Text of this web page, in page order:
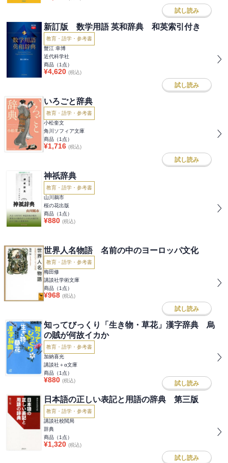
試し読み
新訂版 数学用語 英和辞典 和英索引付き
教育・語学・参考書
蟹江 幸博
近代科学社
商品（1 点）
¥4,620 (税込)
試し読み
いろごと辞典
教育・語学・参考書
小松奎文
角川ソフィア文庫
商品（1 点）
¥1,716 (税込)
試し読み
神祇辞典
教育・語学・参考書
山川鵜市
桜の花出版
商品（1 点）
¥880 (税込)
世界人名物語 名前の中のヨーロッパ文化
教育・語学・参考書
梅田修
講談社学術文庫
商品（1 点）
¥968 (税込)
試し読み
知ってびっくり「生き物・草花」漢字辞典 烏
の賊が何故イカか
教育・語学・参考書
加納喜光
講談社＋α文庫
商品（1 点）
¥880 (税込) 試し読み
日本語の正しい表記と用語の辞典 第三版
教育・語学・参考書
講談社校閲局
辞典
商品（1 点）
¥1,320 (税込)
試し読み